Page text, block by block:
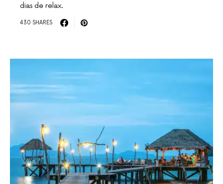
dias de relax.
430 SHARES